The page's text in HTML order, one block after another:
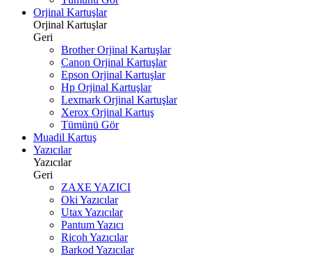
Orjinal Kartuşlar
Orjinal Kartuşlar
Geri
Brother Orjinal Kartuşlar
Canon Orjinal Kartuşlar
Epson Orjinal Kartuşlar
Hp Orjinal Kartuşlar
Lexmark Orjinal Kartuşlar
Xerox Orjinal Kartuş
Tümünü Gör
Muadil Kartuş
Yazıcılar
Yazıcılar
Geri
ZAXE YAZICI
Oki Yazıcılar
Utax Yazıcılar
Pantum Yazıcı
Ricoh Yazıcılar
Barkod Yazıcılar